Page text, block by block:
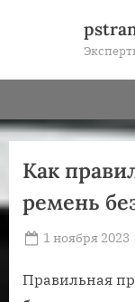
Как
ремень
Posted
1 ноября 2023
Правильная